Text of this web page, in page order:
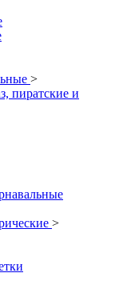
>
пиратские и
>